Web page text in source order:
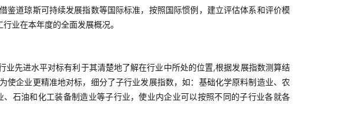
道琼斯可持续发展指数等国际标准，按照国际惯例，建立评估体系和评价模
业在本年度的全面发展概况。
先进水平对标有利于其清楚地了解在行业中所处的位置,根据发展指数测算结
企业更精准地对标，细分了子行业发展指数，如：基础化学原料制造业、农
石油和化工装备制造业等子行业，使业内企业可以按照不同的子行业各就各